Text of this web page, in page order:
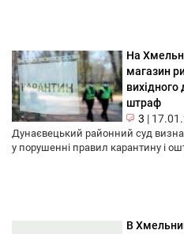
На
магазин
штраф
3 |
Дунаєвецький районний суд
у порушенні правил карантину і
В